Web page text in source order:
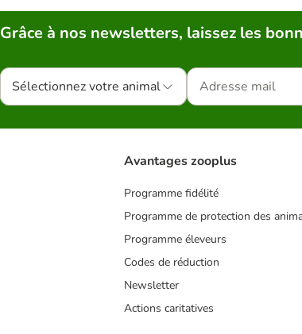
Grâce à nos newsletters, laissez les
Sélectionnez votre animal
Avantages zooplus
Programme fidélité
Programme de protection des
Programme éleveurs
Codes de réduction
Newsletter
Actions caritatives